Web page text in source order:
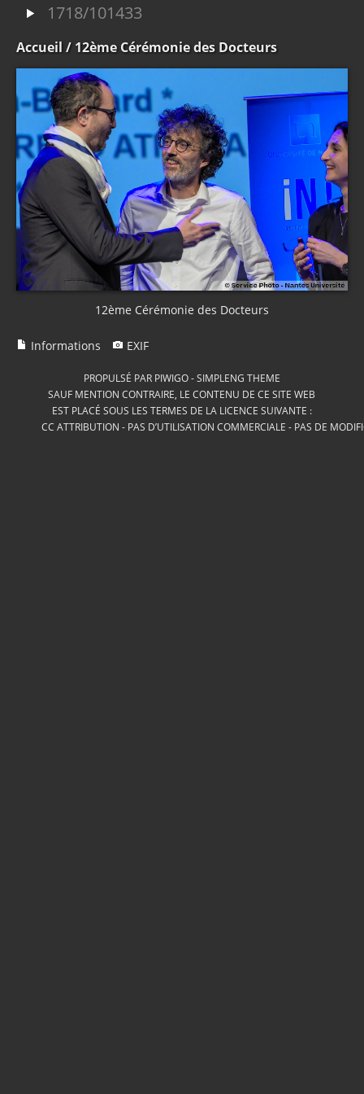
1718/101433
Accueil / 12ème Cérémonie des Docteurs
12ème Cérémonie des Docteurs
Informations EXIF
PROPULSÉ PAR PIWIGO-SIMPLENG THEME
SAUF MENTION CONTRAIRE, LE CONTENU DE CE SITE WEB
EST PLACÉ SOUS LES TERMES DE LA LICENCE SUIVANTE :
CC ATTRIBUTION - PAS D’UTILISATION COMMERCIALE - PAS DE